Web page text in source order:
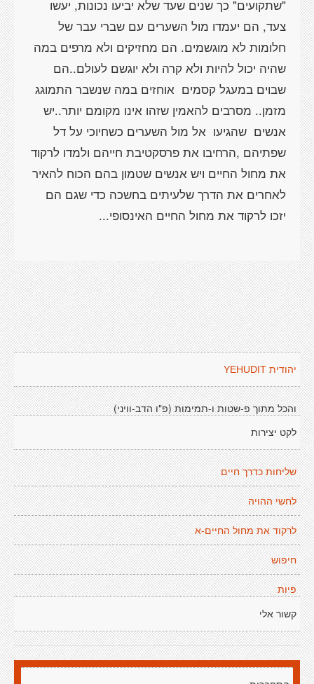
"שתקועים" כך שנים שעד שלא יביעו נכונות, יעשו
צעד, הם יעמדו מול השערים עם שברי עבר של
חלומות לא מוגשמים. הם מחזיקים ולא מרפים במה
שהיה יכול להיות ולא קרה ולא יוגשם לעולם..הם
שבוים במעגל קסמים אוחזים במה שנשבר התמוגג
מזמן.. מסרבים להאמין שזהו אינו מקומם יותר..יש
אנשים שהגיעו אל מול השערים כשחיוכי על דל
שפתיהם ,הרחיבו את פרסקטיבת חייהם ולמדו לרקוד
את מחול החיים ויש אנשים שטמון בהם הכוח להאיר
לאחרים את הדרך שלעיתים בחשכה כדי שגם הם
יהודית YEHUDIT
והכל מתוך פ-שטות ו-תמימות (פ"ו הדב-וויני)
לקט יצירות
שליחות כדרך חיים
לחשי ההויה
לרקוד את מחול החיים-א
חיפוש
פיות
קשור אלי